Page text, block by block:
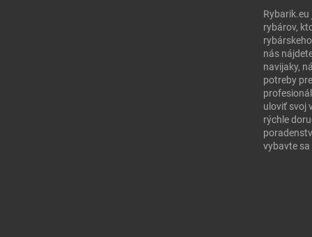
Rybarik.eu
rybárov,
nás
navijaky,
potreby
uloviť svoj
rýchle
vybavte